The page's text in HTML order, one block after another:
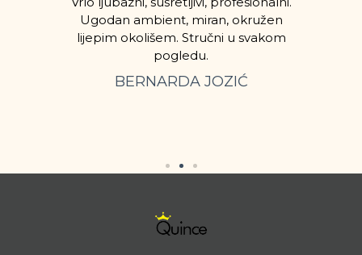
Ugodan ambient, miran, okružen
lijepim okolišem. Stručni u svakom
pogledu.
BERNARDA JOZIĆ